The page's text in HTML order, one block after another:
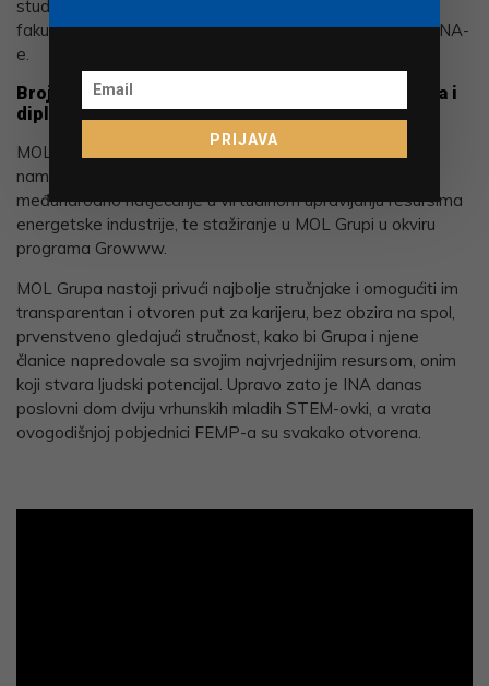
studentica zagrebačkog Rudarsko-geološko-naftnog
fakulteta, Nikolina Petrović, danas također zaposlenica INA-
e.
Brojni programi MOL Grupe namijenjeni studentima i
diplomantima
MOL Grupa uz ovo natjecanje nudi i druge programe
namijenjene studentima i diplomantima. Tu je Freshhh,
međunarodno natjecanje u virtualnom upravljanju resursima
energetske industrije, te stažiranje u MOL Grupi u okviru
programa Growww.
MOL Grupa nastoji privući najbolje stručnjake i omogućiti im
transparentan i otvoren put za karijeru, bez obzira na spol,
prvenstveno gledajući stručnost, kako bi Grupa i njene
članice napredovale sa svojim najvrjednijim resursom, onim
koji stvara ljudski potencijal. Upravo zato je INA danas
poslovni dom dviju vrhunskih mladih STEM-ovki, a vrata
ovogodišnjoj pobjednici FEMP-a su svakako otvorena.
PRIJAVA